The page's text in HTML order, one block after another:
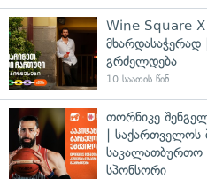
Wine Square X
მხარდასაჭერად
გრძელდება
10 საათის წინ
თორნიკე
| საქართველოს
საკალათბურთო
სპონსორი